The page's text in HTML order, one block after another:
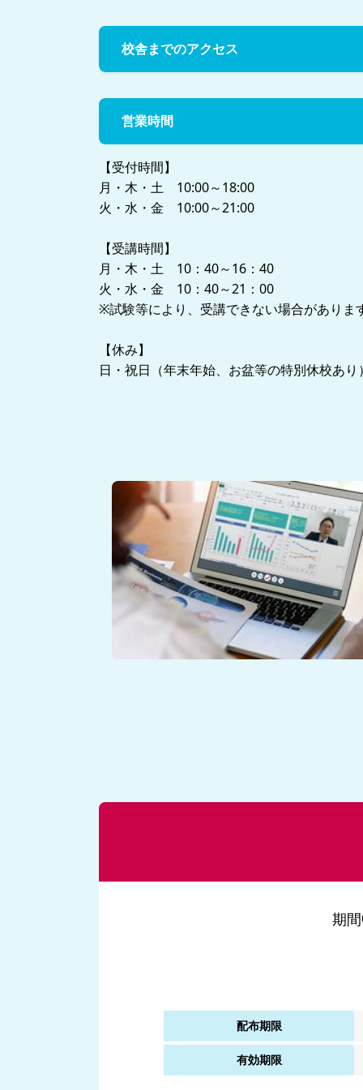
校舎までのアクセス
営業時間
【受付時間】
月・木・土 10:00～18:00
火・水・金 10:00～21:00
【受講時間】
月・木・土 10：40～16：40
火・水・金 10：40～21：00
※試験等により、受講できない場合がありま
【休み】
日・祝日（年末年始、お盆等の特別休校あり
期
配布期限
有効期限